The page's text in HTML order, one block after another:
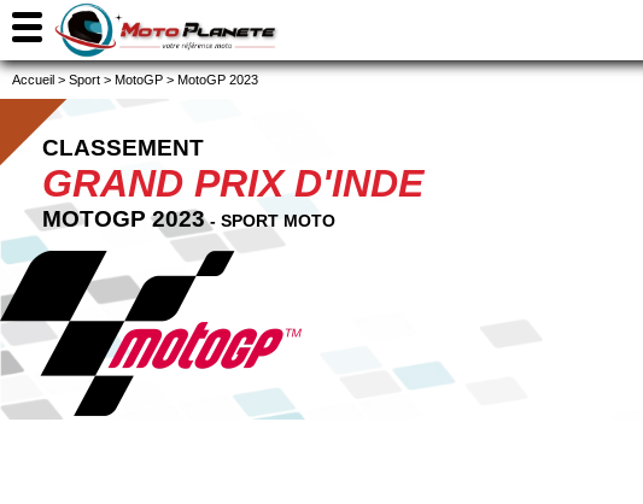
Accueil > Sport > MotoGP > MotoGP 2023
CLASSEMENT
GRAND PRIX D'INDE
MOTOGP 2023- SPORT MOTO